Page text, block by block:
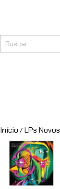
Início /LPs Novos